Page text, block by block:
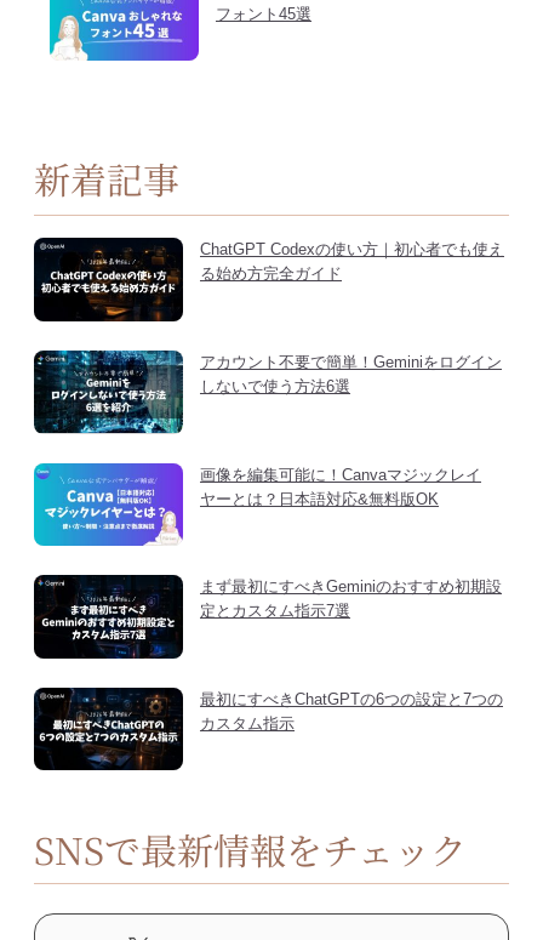
フォント45選
新着記事
ChatGPT Codexの使い方｜初心者でも使え
る始め方完全ガイド
アカウント不要で簡単！Geminiをログイン
しないで使う方法6選
画像を編集可能に！Canvaマジックレイ
ヤーとは？日本語対応&無料版OK
まず最初にすべきGeminiのおすすめ初期設
定とカスタム指示7選
最初にすべきChatGPTの6つの設定と7つの
カスタム指示
SNSで最新情報をチェック